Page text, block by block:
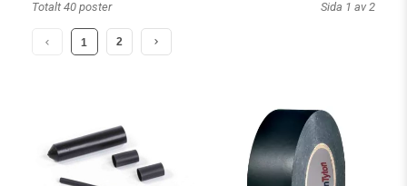
Totalt 40 poster Sida 1 av 2
1 2